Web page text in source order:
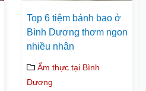
Top 6 tiệm bánh bao ở
Bình Dương thơm ngon
nhiều nhân
Ẩm thực tại Bình
Dương